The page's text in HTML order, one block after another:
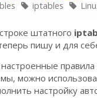
iptables
штатного
пишу и для
правила
можно
настройку